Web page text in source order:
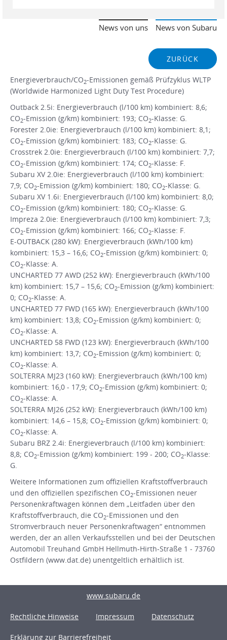
News von Subaru
News von uns
ZURÜCK
Energieverbrauch/CO2-Emissionen gemäß Prüfzyklus WLTP
(Worldwide Harmonized Light Duty Test Procedure)
Outback 2.5i: Energieverbrauch (l/100 km) kombiniert: 8,6;
CO2-Emission (g/km) kombiniert: 193; CO2-Klasse: G.
Forester 2.0ie: Energieverbrauch (l/100 km) kombiniert: 8,1;
CO2-Emission (g/km) kombiniert: 183; CO2-Klasse: G.
Crosstrek 2.0ie: Energieverbrauch (l/100 km) kombiniert: 7,7;
CO2-Emission (g/km) kombiniert: 174; CO2-Klasse: F.
Subaru XV 2.0ie: Energieverbrauch (l/100 km) kombiniert:
7,9; CO2-Emission (g/km) kombiniert: 180; CO2-Klasse: G.
Subaru XV 1.6i: Energieverbrauch (l/100 km) kombiniert: 8,0;
CO2-Emission (g/km) kombiniert: 180; CO2-Klasse: G.
Impreza 2.0ie: Energieverbrauch (l/100 km) kombiniert: 7,3;
CO2-Emission (g/km) kombiniert: 166; CO2-Klasse: F.
E-OUTBACK (280 kW): Energieverbrauch (kWh/100 km)
kombiniert: 15,3 – 16,6; CO2-Emission (g/km) kombiniert: 0;
CO2-Klasse: A.
UNCHARTED 77 AWD (252 kW): Energieverbrauch (kWh/100
km) kombiniert: 15,7 – 15,6; CO2-Emission (g/km) kombiniert:
0; CO2-Klasse: A.
UNCHARTED 77 FWD (165 kW): Energieverbrauch (kWh/100
km) kombiniert: 13,8; CO2-Emission (g/km) kombiniert: 0;
CO2-Klasse: A.
UNCHARTED 58 FWD (123 kW): Energieverbrauch (kWh/100
km) kombiniert: 13,7; CO2-Emission (g/km) kombiniert: 0;
CO2-Klasse: A.
SOLTERRA MJ23 (160 kW): Energieverbrauch (kWh/100 km)
kombiniert: 16,0 - 17,9; CO2-Emission (g/km) kombiniert: 0;
CO2-Klasse: A.
SOLTERRA MJ26 (252 kW): Energieverbrauch (kWh/100 km)
kombiniert: 14,6 – 15,8; CO2-Emission (g/km) kombiniert: 0;
CO2-Klasse: A.
Subaru BRZ 2.4i: Energieverbrauch (l/100 km) kombiniert:
8,8; CO2-Emission (g/km) kombiniert: 199 - 200; CO2-Klasse:
G.
Weitere Informationen zum offiziellen Kraftstoffverbrauch
und den offiziellen spezifischen CO2-Emissionen neuer
Personenkraftwagen können dem „Leitfaden über den
Kraftstoffverbrauch, die CO2-Emissionen und den
Stromverbrauch neuer Personenkraftwagen“ entnommen
werden, der an allen Verkaufsstellen und bei der Deutschen
Automobil Treuhand GmbH Hellmuth-Hirth-Straße 1 - 73760
Ostfildern (www.dat.de) unentgeltlich erhältlich ist.
www.subaru.de
Rechtliche Hinweise Impressum Datenschutz
Erklärung zur Barrierefreiheit